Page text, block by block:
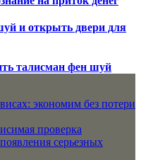
и открыть двери для
талисман фен шуй
экономим без потери
проверка
серьезных